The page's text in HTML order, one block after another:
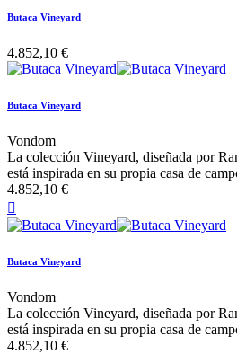
Butaca Vineyard
4.852,10 €
Butaca Vineyard
Vondom
La colección Vineyard, diseñada por
está inspirada en su propia casa de
4.852,10 €

Butaca Vineyard
Vondom
La colección Vineyard, diseñada por
está inspirada en su propia casa de
4.852,10 €